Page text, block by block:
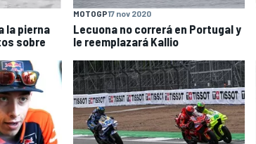
la pierna
sobre
MOTOGP17 nov 2020
Lecuona no correrá en Portugal y
le reemplazará Kallio